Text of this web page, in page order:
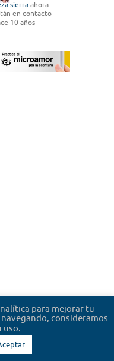
sierra ahora
en contacto
10 años
para mejorar tu
consideramos
uso.